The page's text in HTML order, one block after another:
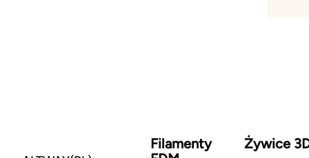
Filamenty
Żywice